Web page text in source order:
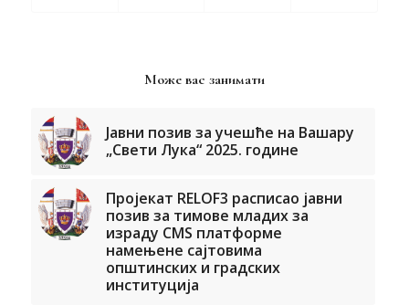
Може вас занимати
Јавни позив за учешће на Вашару
„Свети Лука“ 2025. године
Пројекат RELOF3 расписао јавни
позив за тимове младих за
израду CMS платформе
намењене сајтовима
општинских и градских
институција